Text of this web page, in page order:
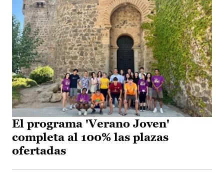
El programa 'Verano Joven'
completa al 100% las plazas
ofertadas